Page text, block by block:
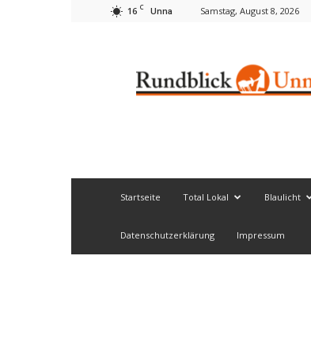
16 C Unna Samstag, August 8, 2026
Startseite Total Lokal Blaulicht
Datenschutzerklärung Impressum